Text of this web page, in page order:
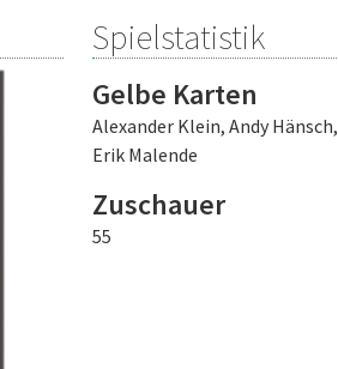
Spielstatistik
Gelbe Karten
Alexander Klein, Andy Hänsch,
Erik Malende
Zuschauer
55